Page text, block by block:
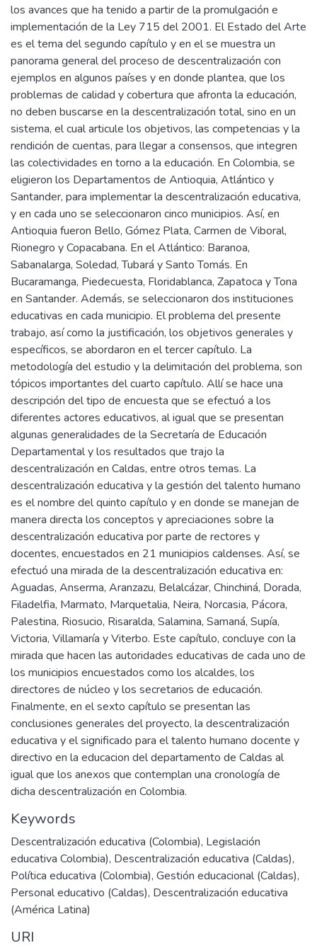
los avances que ha tenido a partir de la promulgación e
implementación de la Ley 715 del 2001. El Estado del Arte
es el tema del segundo capítulo y en el se muestra un
panorama general del proceso de descentralización con
ejemplos en algunos países y en donde plantea, que los
problemas de calidad y cobertura que afronta la educación,
no deben buscarse en la descentralización total, sino en un
sistema, el cual articule los objetivos, las competencias y la
rendición de cuentas, para llegar a consensos, que integren
las colectividades en torno a la educación. En Colombia, se
eligieron los Departamentos de Antioquia, Atlántico y
Santander, para implementar la descentralización educativa,
y en cada uno se seleccionaron cinco municipios. Así, en
Antioquia fueron Bello, Gómez Plata, Carmen de Viboral,
Rionegro y Copacabana. En el Atlántico: Baranoa,
Sabanalarga, Soledad, Tubará y Santo Tomás. En
Bucaramanga, Piedecuesta, Floridablanca, Zapatoca y Tona
en Santander. Además, se seleccionaron dos instituciones
educativas en cada municipio. El problema del presente
trabajo, así como la justificación, los objetivos generales y
específicos, se abordaron en el tercer capítulo. La
metodología del estudio y la delimitación del problema, son
tópicos importantes del cuarto capítulo. Allí se hace una
descripción del tipo de encuesta que se efectuó a los
diferentes actores educativos, al igual que se presentan
algunas generalidades de la Secretaría de Educación
Departamental y los resultados que trajo la
descentralización en Caldas, entre otros temas. La
descentralización educativa y la gestión del talento humano
es el nombre del quinto capítulo y en donde se manejan de
manera directa los conceptos y apreciaciones sobre la
descentralización educativa por parte de rectores y
docentes, encuestados en 21 municipios caldenses. Así, se
efectuó una mirada de la descentralización educativa en:
Aguadas, Anserma, Aranzazu, Belalcázar, Chinchiná, Dorada,
Filadelfia, Marmato, Marquetalia, Neira, Norcasia, Pácora,
Palestina, Riosucio, Risaralda, Salamina, Samaná, Supía,
Victoria, Villamaría y Viterbo. Este capítulo, concluye con la
mirada que hacen las autoridades educativas de cada uno de
los municipios encuestados como los alcaldes, los
directores de núcleo y los secretarios de educación.
Finalmente, en el sexto capítulo se presentan las
conclusiones generales del proyecto, la descentralización
educativa y el significado para el talento humano docente y
directivo en la educacion del departamento de Caldas al
igual que los anexos que contemplan una cronología de
dicha descentralización en Colombia.
Keywords
Descentralización educativa (Colombia), Legislación
educativa Colombia), Descentralización educativa (Caldas),
Política educativa (Colombia), Gestión educacional (Caldas),
Personal educativo (Caldas), Descentralización educativa
(América Latina)
URI